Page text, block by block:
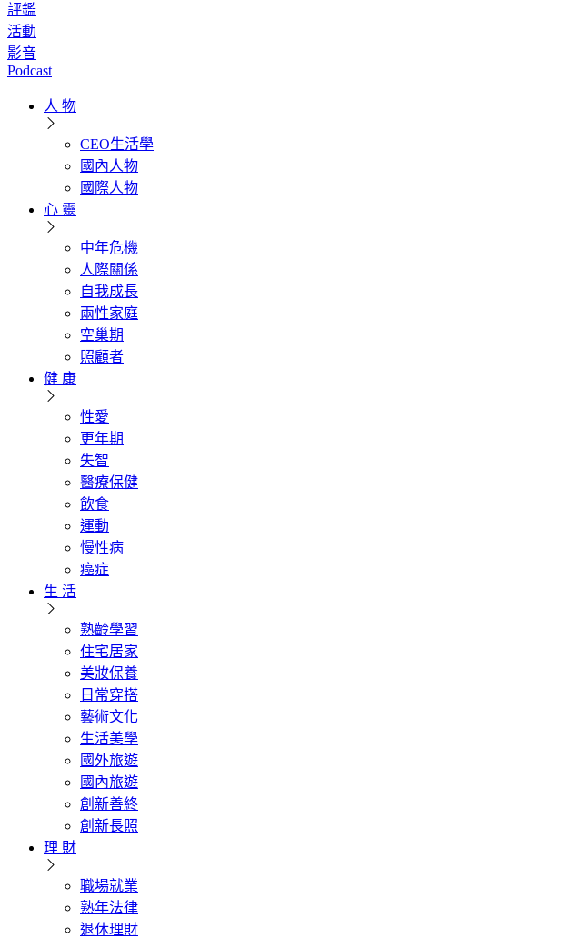
評鑑
活動
影音
Podcast
人 物
CEO生活學
國內人物
國際人物
心 靈
中年危機
人際關係
自我成長
兩性家庭
空巢期
照顧者
健 康
性愛
更年期
失智
醫療保健
飲食
運動
慢性病
癌症
生 活
熟齡學習
住宅居家
美妝保養
日常穿搭
藝術文化
生活美學
國外旅遊
國內旅遊
創新善終
創新長照
理 財
職場就業
熟年法律
退休理財